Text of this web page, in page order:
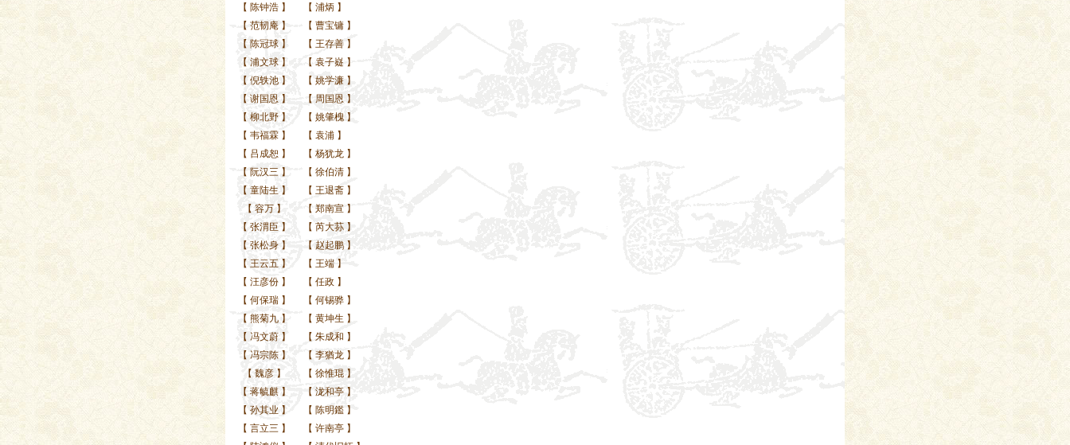
【 陈钟浩 】 【 浦炳 】
【 范韧庵 】 【 曹宝镛 】
【 陈冠球 】 【 王存善 】
【 浦文球 】 【 袁子嶷 】
【 倪轶池 】 【 姚学濂 】
【 谢国恩 】 【 周国恩 】
【 柳北野 】 【 姚肇槐 】
【 韦福霖 】 【 袁浦 】
【 吕成恕 】 【 杨犹龙 】
【 阮汉三 】 【 徐伯清 】
【 童陆生 】 【 王退斋 】
【 容万 】 【 郑南宣 】
【 张渭臣 】 【 芮大荪 】
【 张松身 】 【 赵起鹏 】
【 王云五 】 【 王端 】
【 汪彦份 】 【 任政 】
【 何保瑞 】 【 何锡骅 】
【 熊菊九 】 【 黄坤生 】
【 冯文蔚 】 【 朱成和 】
【 冯宗陈 】 【 李猶龙 】
【 魏彦 】 【 徐惟琨 】
【 蒋毓麒 】 【 泷和亭 】
【 孙其业 】 【 陈明鑑 】
【 言立三 】 【 许南亭 】